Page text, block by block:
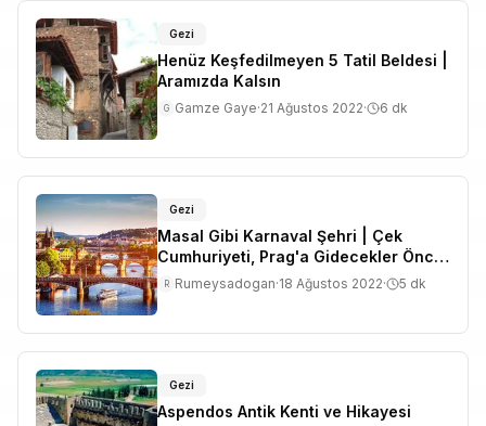
Gezi
Henüz Keşfedilmeyen 5 Tatil Beldesi |
Aramızda Kalsın
G Gamze Gaye·21 Ağustos 2022· 6 dk
Gezi
Masal Gibi Karnaval Şehri | Çek
Cumhuriyeti, Prag'a Gidecekler Önce
Buraya Bakmalı
R Rumeysadogan·18 Ağustos 2022· 5 dk
Gezi
Aspendos Antik Kenti ve Hikayesi